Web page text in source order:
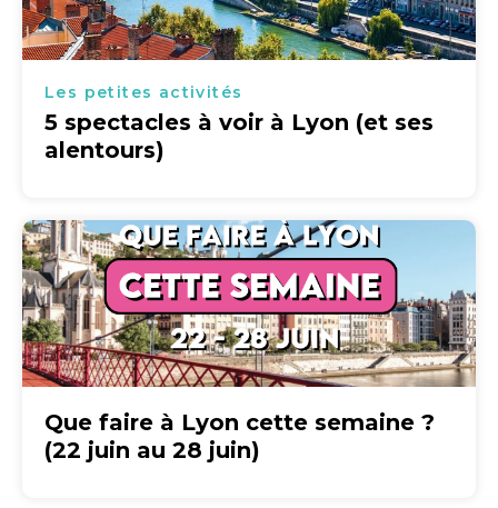
Les petites activités
5 spectacles à voir à Lyon (et ses
alentours)
Que faire à Lyon cette semaine ?
(22 juin au 28 juin)